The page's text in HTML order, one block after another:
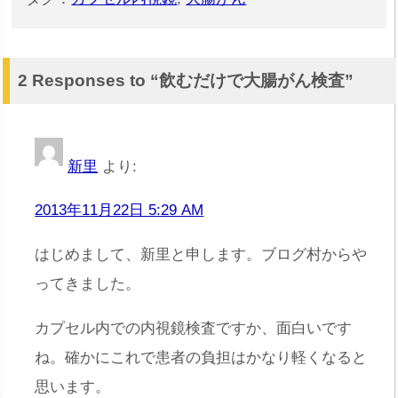
2 Responses to “飲むだけで大腸がん検査”
新里 より:
2013年11月22日 5:29 AM
はじめまして、新里と申します。ブログ村からや
ってきました。
カプセル内での内視鏡検査ですか、面白いです
ね。確かにこれで患者の負担はかなり軽くなると
思います。